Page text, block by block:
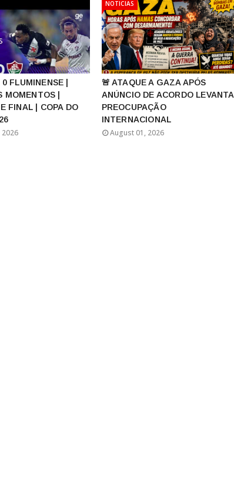
FLUMINENSE |
MOMENTOS |
FINAL | COPA DO
NOTICIAS
🚨 ATAQUE A GAZA APÓS
ANÚNCIO DE ACORDO LEVANTA
PREOCUPAÇÃO
INTERNACIONAL
August 01, 2026